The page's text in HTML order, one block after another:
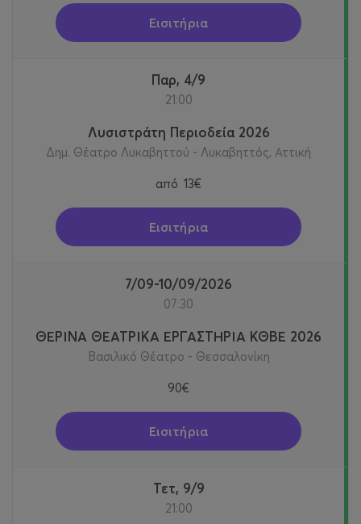
Εισιτήρια
Παρ, 4/9
21:00
Λυσιστράτη Περιοδεία 2026
Δημ. Θέατρο Λυκαβηττού - Λυκαβηττός, Αττική
από 13€
Εισιτήρια
7/09-10/09/2026
07:30
ΘΕΡΙΝΑ ΘΕΑΤΡΙΚΑ ΕΡΓΑΣΤΗΡΙΑ ΚΘΒΕ 2026
Βασιλικό Θέατρο - Θεσσαλονίκη
90€
Εισιτήρια
Τετ, 9/9
21:00